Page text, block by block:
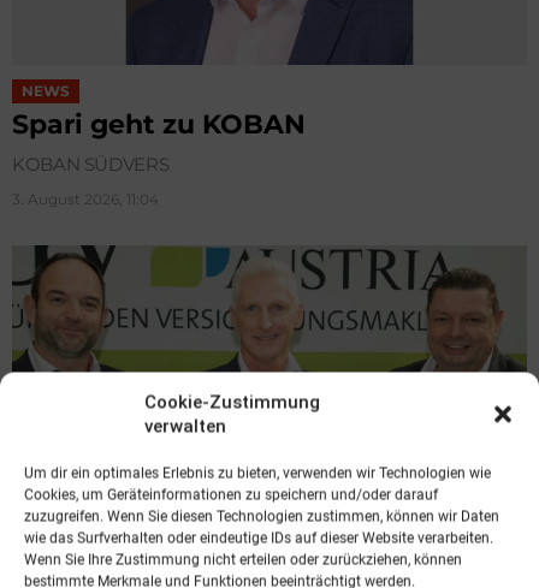
Cookie-Zustimmung
verwalten
Um dir ein optimales Erlebnis zu bieten, verwenden wir Technologien wie
Cookies, um Geräteinformationen zu speichern und/oder darauf
zuzugreifen. Wenn Sie diesen Technologien zustimmen, können wir Daten
wie das Surfverhalten oder eindeutige IDs auf dieser Website verarbeiten.
Wenn Sie Ihre Zustimmung nicht erteilen oder zurückziehen, können
bestimmte Merkmale und Funktionen beeinträchtigt werden.
NEWS
Spari geht zu KOBAN
KOBAN SÜDVERS
3. August 2026, 11:04
NEWS